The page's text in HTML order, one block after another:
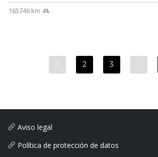
165746 km
1 2 3 …
Aviso legal
Política de protección de datos